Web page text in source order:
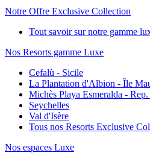
Notre Offre Exclusive Collection
Tout savoir sur notre gamme
Nos Resorts gamme Luxe
Cefalù - Sicile
La Plantation d'Albion - Île
Michès Playa Esmeralda -
Seychelles
Val d'Isère
Tous nos Resorts Exclusive
Nos espaces Luxe